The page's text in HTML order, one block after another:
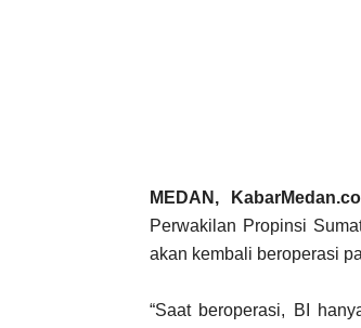
MEDAN,
Perwakilan Propinsi
akan kembali beroperasi
“Saat beroperasi, BI